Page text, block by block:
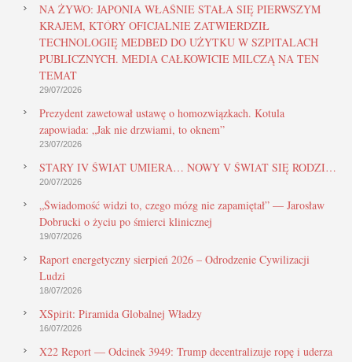
NA ŻYWO: JAPONIA WŁAŚNIE STAŁA SIĘ PIERWSZYM
KRAJEM, KTÓRY OFICJALNIE ZATWIERDZIŁ
TECHNOLOGIĘ MEDBED DO UŻYTKU W SZPITALACH
PUBLICZNYCH. MEDIA CAŁKOWICIE MILCZĄ NA TEN
TEMAT
29/07/2026
Prezydent zawetował ustawę o homozwiązkach. Kotula
zapowiada: „Jak nie drzwiami, to oknem”
23/07/2026
STARY IV ŚWIAT UMIERA… NOWY V ŚWIAT SIĘ RODZI…
20/07/2026
„Świadomość widzi to, czego mózg nie zapamiętał” — Jarosław
Dobrucki o życiu po śmierci klinicznej
19/07/2026
Raport energetyczny sierpień 2026 – Odrodzenie Cywilizacji
Ludzi
18/07/2026
XSpirit: Piramida Globalnej Władzy
16/07/2026
X22 Report — Odcinek 3949: Trump decentralizuje ropę i uderza